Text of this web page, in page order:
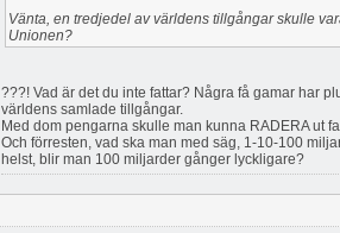
Vänta, en tredjedel av världens tillgångar skulle
Unionen?
???! Vad är det du inte fattar? Några få gamar har
världens samlade tillgångar.
Med dom pengarna skulle man kunna RADERA ut
Och förresten, vad ska man med säg, 1-10-100
helst, blir man 100 miljarder gånger lyckligare?